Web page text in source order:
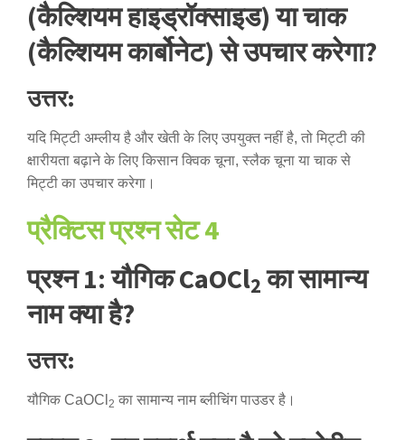
(कैल्शियम हाइड्रॉक्साइड) या चाक
(कैल्शियम कार्बोनेट) से उपचार करेगा?
उत्तर:
यदि मिट्टी अम्लीय है और खेती के लिए उपयुक्त नहीं है, तो मिट्टी की
क्षारीयता बढ़ाने के लिए किसान क्विक चूना, स्लैक चूना या चाक से
मिट्टी का उपचार करेगा।
प्रैक्टिस प्रश्न सेट 4
प्रश्न 1: यौगिक CaOCl2 का सामान्य
नाम क्या है?
उत्तर:
यौगिक CaOCl 2 का सामान्य नाम ब्लीचिंग पाउडर है।